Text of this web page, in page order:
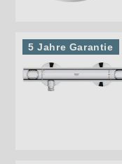
5 Jahre Garantie